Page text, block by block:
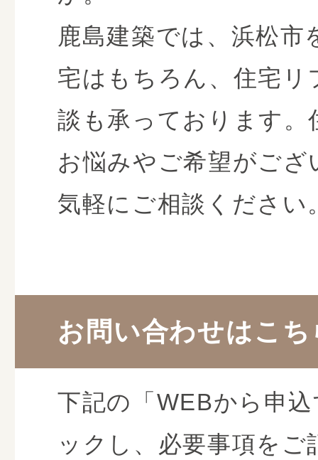
鹿島建築では、浜松市
宅はもちろん、住宅リ
談も承っております。
お悩みやご希望がご
気軽にご相談ください
お問い合わせはこち
下記の「WEBから申
ックし、必要事項をご